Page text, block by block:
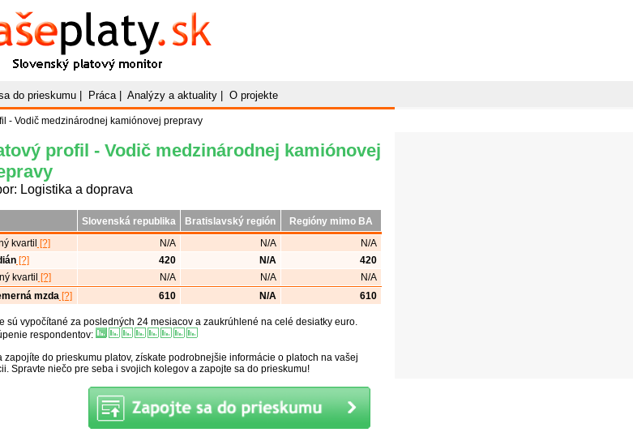
Platy.sk
platový monitor
do prieskumu Práca| Analýzy a aktuality O projekte
- Vodič medzinárodnej kamiónovej prepravy
profil - Vodič medzinárodnej kamiónovej
Logistika a doprava
Slovenská republika Bratislavský región
Regióny mimo BA
kvartil
[?] N/A N/A
N/A
[?] 420 N/A
420
kvartil
[?] N/A N/A
N/A
mzda[?] 610 N/A 610
sú vypočítané za posledných 24 mesiacov a zaukrúhlené na celé desiatky euro.
respondentov:
zapojíte do prieskumu platov, získate podrobnejšie informácie o platoch na vašej
Spravte niečo pre seba i svojich kolegov a zapojte sa do prieskumu!